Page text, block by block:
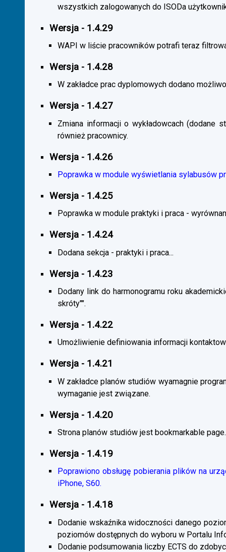
wszystkich zalogowanych do ISODa
Wersja - 1.4.29
WAPI w liście pracowników potrafi teraz
Wersja - 1.4.28
W zakładce prac dyplomowych dodano
Wersja - 1.4.27
Zmiana informacji o wykładowcach (dodane
również pracownicy.
Wersja - 1.4.26
Poprawka w module wyświetlania sylabusów
Wersja - 1.4.25
Poprawka w module praktyki i praca -
Wersja - 1.4.24
Dodana sekcja - praktyki i praca...
Wersja - 1.4.23
Dodany link do harmonogramu roku
skróty"".
Wersja - 1.4.22
Umożliwienie definiowania informacji
Wersja - 1.4.21
W zakładce planów studiów wyamagnie
wymaganie jest związane.
Wersja - 1.4.20
Strona planów studiów jest bookmarkable page.
Wersja - 1.4.19
Poprawiono obsługę pobierania plików na
iPhone, S60.
Wersja - 1.4.18
Dodanie wskaźnika widoczności danego
poziomów dostępnych do wyboru w Portalu
Dodanie podsumowania liczby ECTS do